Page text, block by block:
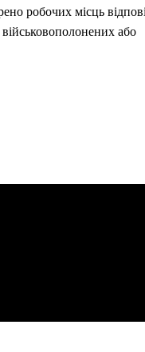
робочих місць
або